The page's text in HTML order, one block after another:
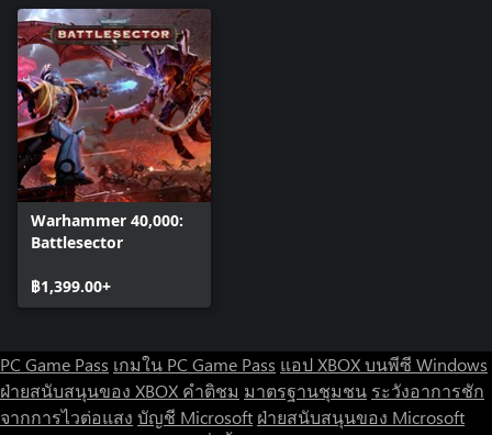
Warhammer 40,000:
Battlesector
฿1,399.00+
PC Game Pass เกมใน PC Game Pass แอป XBOX บนพีซี Windows
ฝ่ายสนับสนุนของ XBOX คำติชม มาตรฐานชุมชน ระวังอาการชัก
จากการไวต่อแสง บัญชี Microsoft ฝ่ายสนับสนุนของ Microsoft